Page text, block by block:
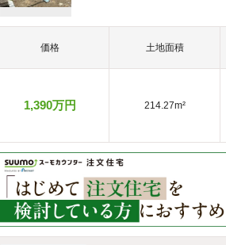
価格 土地面積
1,390万円 214.27m²